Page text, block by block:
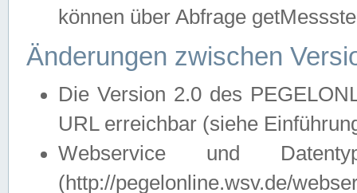
können über Abfrage
Änderungen zwischen
Die Version 2.0 des
URL erreichbar (siehe
Webservice und
(http://pegelonline.wsv.de/